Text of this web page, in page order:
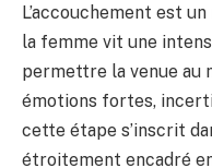
L’accouchement est
la femme vit une
permettre la venue au
émotions fortes,
cette étape s’inscrit
étroitement encadré